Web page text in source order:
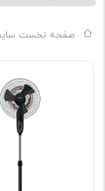
صفحه نخست